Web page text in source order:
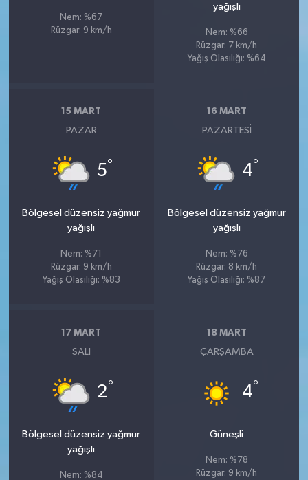
Nem: %67
Rüzgar: 9 km/h
yağışlı
Nem: %66
Rüzgar: 7 km/h
Yağış Olasılığı: %64
15 MART
PAZAR
5°
Bölgesel düzensiz yağmur
yağışlı
Nem: %71
Rüzgar: 9 km/h
Yağış Olasılığı: %83
16 MART
PAZARTESI
4°
Bölgesel düzensiz yağmur
yağışlı
Nem: %76
Rüzgar: 8 km/h
Yağış Olasılığı: %87
17 MART
SALI
2°
Bölgesel düzensiz yağmur
yağışlı
Nem: %84
18 MART
ÇARŞAMBA
4°
Güneşli
Nem: %78
Rüzgar: 9 km/h